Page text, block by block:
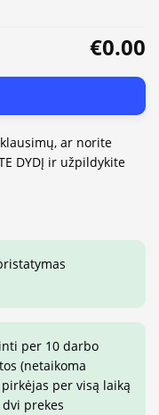
€0.00
ar norite
DYDĮ ir užpildykite
per 10 darbo
(netaikoma
per visą laiką
prekes